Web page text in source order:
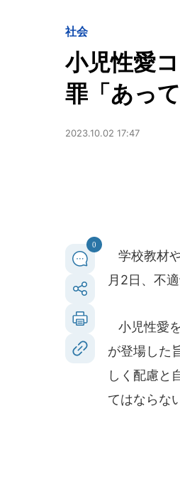
社会
小児性愛
罪「あっ
2023.10.02 17:47
0
学校教材
月2日、不
小児性愛
が登場した
しく配慮と
てはならな